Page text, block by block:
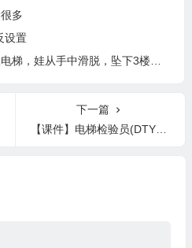
多
设置
，娃从手中滑脱，坠下3楼身亡
下一篇
【课件】电梯检验员(DTY)培训课件免费送